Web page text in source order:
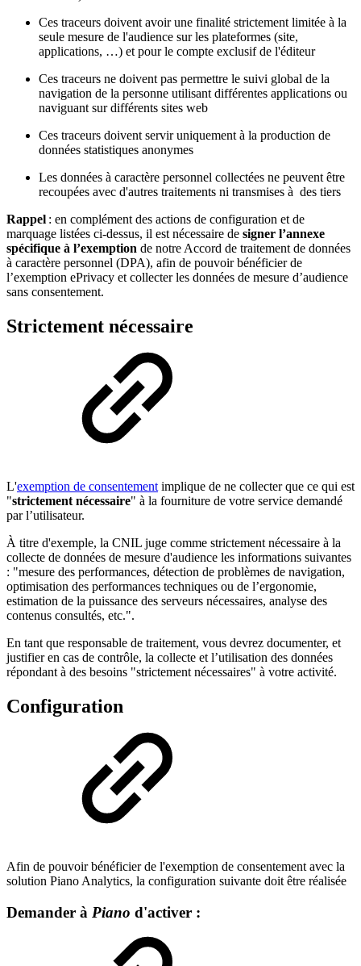
Ces traceurs doivent avoir une finalité strictement limitée à la
seule mesure de l'audience sur les plateformes (site,
applications, …) et pour le compte exclusif de l'éditeur
Ces traceurs ne doivent pas permettre le suivi global de la
navigation de la personne utilisant différentes applications ou
naviguant sur différents sites web
Ces traceurs doivent servir uniquement à la production de
données statistiques anonymes
Les données à caractère personnel collectées ne peuvent être
recoupées avec d'autres traitements ni transmises à des tiers
Rappel : en complément des actions de configuration et de
marquage listées ci-dessus, il est nécessaire de signer l’annexe
spécifique à l’exemption de notre Accord de traitement de données
à caractère personnel (DPA), afin de pouvoir bénéficier de
l’exemption ePrivacy et collecter les données de mesure d’audience
sans consentement.
Strictement nécessaire
L'exemption de consentement implique de ne collecter que ce qui est
"strictement nécessaire" à la fourniture de votre service demandé
par l’utilisateur.
À titre d'exemple, la CNIL juge comme strictement nécessaire à la
collecte de données de mesure d'audience les informations suivantes
: "mesure des performances, détection de problèmes de navigation,
optimisation des performances techniques ou de l’ergonomie,
estimation de la puissance des serveurs nécessaires, analyse des
contenus consultés, etc.".
En tant que responsable de traitement, vous devrez documenter, et
justifier en cas de contrôle, la collecte et l’utilisation des données
répondant à des besoins "strictement nécessaires" à votre activité.
Configuration
Afin de pouvoir bénéficier de l'exemption de consentement avec la
solution Piano Analytics, la configuration suivante doit être réalisée
Demander à Piano d'activer :